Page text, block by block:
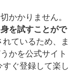
かかりません。
を試すことがで
ているため、ま
かを公式サイト
ぐ登録して楽し